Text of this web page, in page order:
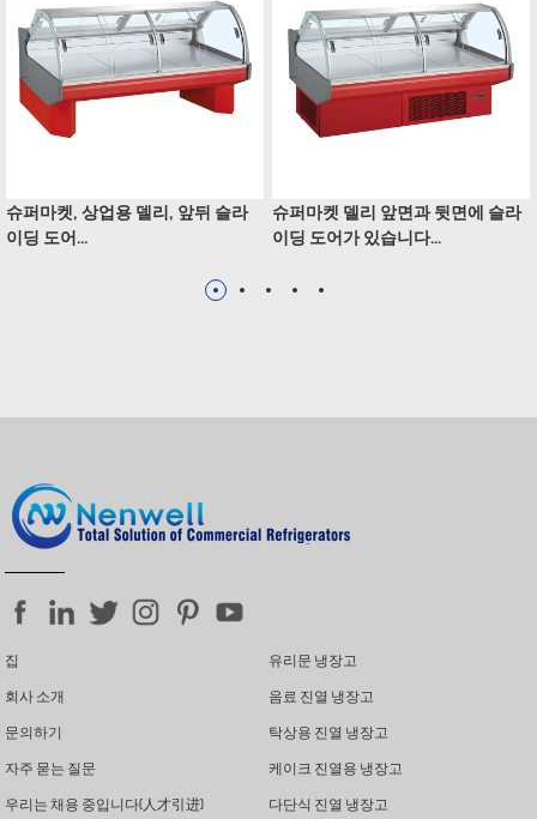
슈퍼마켓, 상업용 델리, 앞뒤 슬라
이딩 도어...
슈퍼마켓 델리 앞면과 뒷면에 슬라
이딩 도어가 있습니다...
집
회사 소개
문의하기
자주 묻는 질문
우리는 채용 중입니다(人才引进)
유리문 냉장고
음료 진열 냉장고
탁상용 진열 냉장고
케이크 진열용 냉장고
다단식 진열 냉장고